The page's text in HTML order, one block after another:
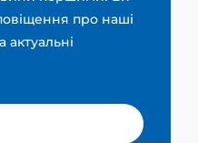
про наші
актуальні